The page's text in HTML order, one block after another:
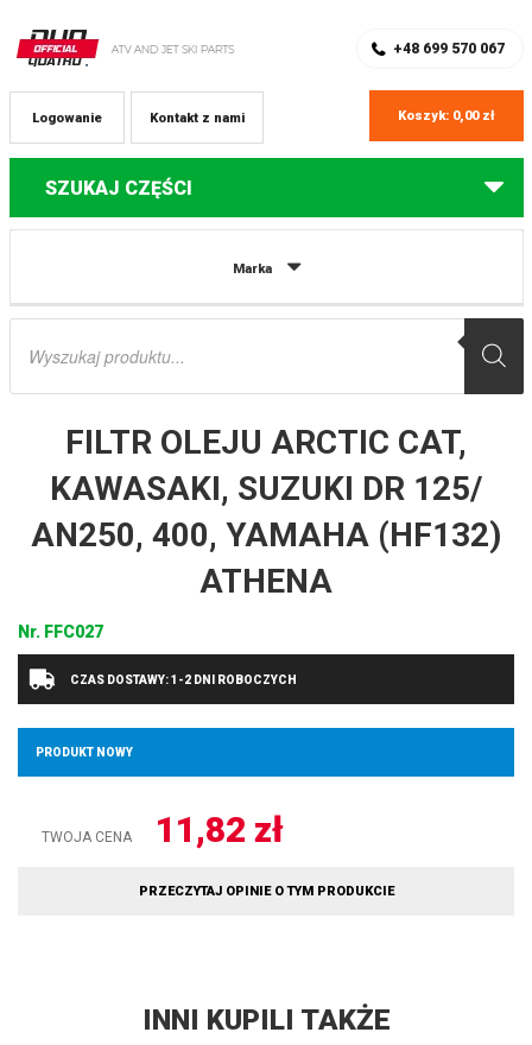
+48 699 570 067
Kontakt z nami
Logowanie Koszyk: 0,00 zł
SZUKAJ CZĘŚCI
Marka
Wyszukiwarka
Części do quadów Arctic Cat
FILTR OLEJU ARCTIC CAT,
KAWASAKI, SUZUKI DR 125/
AN250, 400, YAMAHA (HF132)
ATHENA
Nr. FFC027
CZAS DOSTAWY: 1-2 DNI ROBOCZYCH
PRODUKT NOWY
TWOJA CENA 11,82 zł
PRZECZYTAJ OPINIE O TYM PRODUKCIE
INNI KUPILI TAKŻE